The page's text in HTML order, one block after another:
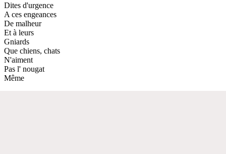
Dites d'urgence
A ces engeances
De malheur
Et à leurs
Gniards
Que chiens, chats
N'aiment
Pas l' nougat
Même